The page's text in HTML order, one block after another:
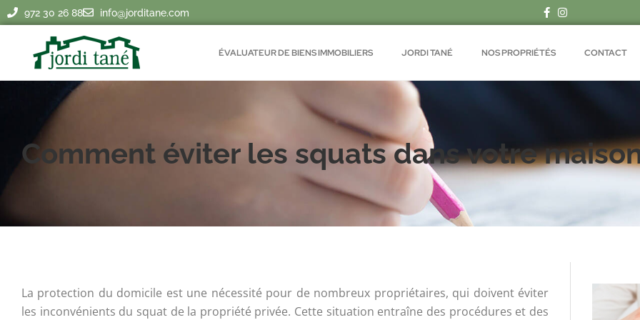
Aller
au
972 30 26 88 info@jorditane.com
ÉVALUATEUR DE BIENS IMMOBILIERS JORDI TANÉ NOS PROPRIÉTÉS CONTACT
Comment éviter les squats dans votre
La protection du domicile est une nécessité pour de nombreux propriétaires, qui doivent éviter
les inconvénients du squat de la propriété privée. Cette situation entraîne des procédures et des